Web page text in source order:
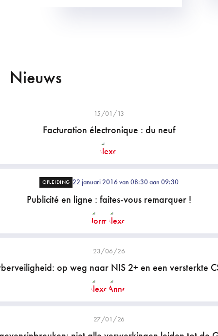
Nieuws
15/01/13
Facturation électronique : du neuf
OPLEIDING 22 januari 2016 van 08:30 aan 09:30
Publicité en ligne : faites-vous remarquer !
23/06/26
op weg naar NIS 2+ en een versterkte
27/01/26